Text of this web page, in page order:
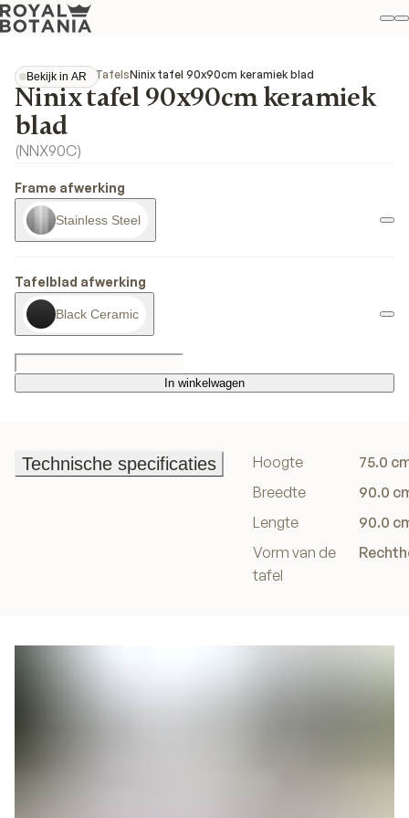
Bekijk in AR
Bekijk in AR
Collecties Ninix TafelsNinix tafel 90x90cm keramiek blad
Ninix tafel 90x90cm keramiek
blad
(NNX90C)
Frame afwerking
Stainless Steel
Tafelblad afwerking
Black Ceramic
In winkelwagen
In winkelwagen
Technische specificaties
Hoogte
75.0
Breedte
90.0
Lengte
90.0
Vorm van de
tafel